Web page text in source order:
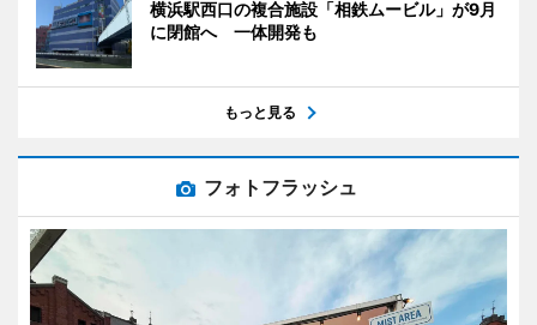
横浜駅西口の複合施設「相鉄ムービル」が9月
に閉館へ 一体開発も
もっと見る
フォトフラッシュ